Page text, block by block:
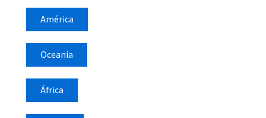
América
Oceanía
África